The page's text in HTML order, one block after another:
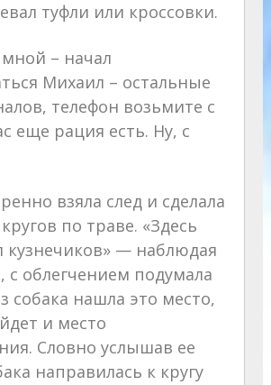
туфли или кроссовки.
– начал
Михаил – остальные
телефон возьмите с
еще рация есть. Ну, с
взяла след и сделала
по траве. «Здесь
кузнечиков» — наблюдая
с облегчением подумала
собака нашла это место,
и место
Словно услышав ее
направилась к кругу